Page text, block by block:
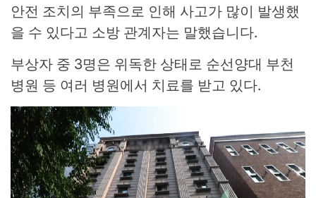
안전 조치의 부족으로 인해 사고가 많이 발생했
을 수 있다고 소방 관계자는 말했습니다.
부상자 중 3명은 위독한 상태로 순선양대 부천
병원 등 여러 병원에서 치료를 받고 있다.